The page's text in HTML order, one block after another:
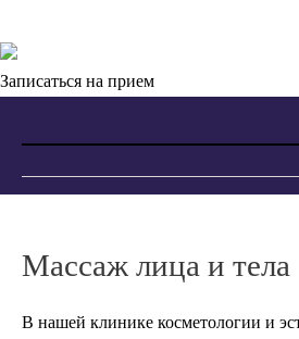
Записаться на прием
Массаж лица и тела
В нашей клинике косметологии и